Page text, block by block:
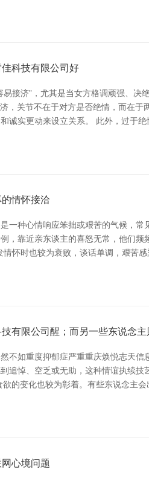
科技有限公司好
接济”，尤其是当女方格调顽强、
，关节不在于对方是否绝情，而在
诚实更动来设立关系。 此外，过于
情怀接洽
一种心情响应笨拙或艰苦的气候，
，靠近亲东谈主的喜怒无常，他们
情怀时也较为衰败，谈话单调，艰苦
有限公司醒；而另一些东说念
不如重度抑郁症严重重庆焕悦志天
追悼、空乏或无助，这种情谊执续
的变化也较为彰着。有些东说念主
心境问题